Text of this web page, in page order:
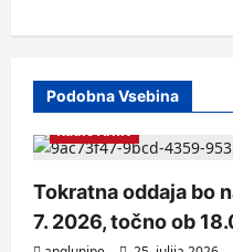
Podobna Vsebina
Radio Arhiv
Tokratna oddaja bo
7. 2026, točno ob